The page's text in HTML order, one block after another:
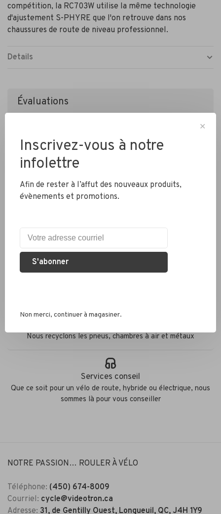
compétition, la RC703W utilise la même technologie
d'ajustement S-PHYRE que l'on retrouve dans nos
chaussures de route de niveau professionnel.
Details
Évaluations
• • • • •
Ajouter un avis
Livraison partout au Canada
Expédition rapide
Nous recyclons les pneus, chambres à air et métaux
Services conseil
Que ce soit pour un vélo de route, hybride ou électrique, nous
sommes là pour vous conseiller
NOTRE PASSION… ROULER À VÉLO
Téléphone: (450) 674-8009
Courriel: cycle@videotron.ca
Adresse: 31, de Gentilly Ouest, Longueuil, QC, J4H 1Y9
✕
Inscrivez-vous à notre
infolettre
Afin de rester à l’affut des nouveaux produits,
évènements et promotions.
S'abonner
Non merci, continuer à magasiner.